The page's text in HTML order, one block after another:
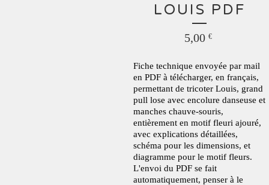
LOUIS PDF
5,00 €
Fiche technique envoyée par mail
en PDF à télécharger, en français,
permettant de tricoter Louis, grand
pull lose avec encolure danseuse et
manches chauve-souris,
entièrement en motif fleuri ajouré,
avec explications détaillées,
schéma pour les dimensions, et
diagramme pour le motif fleurs.
L'envoi du PDF se fait
automatiquement, penser à le